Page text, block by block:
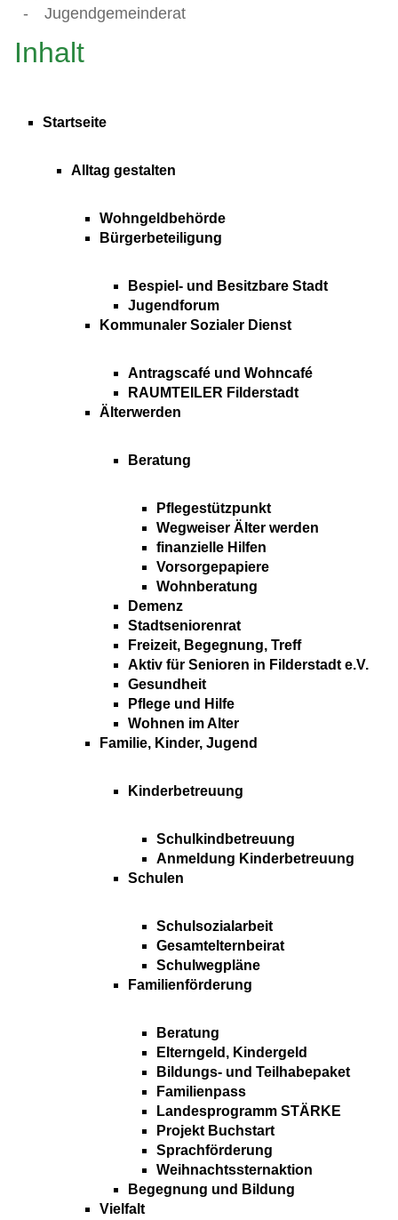
-
Jugendgemeinderat
Inhalt
Startseite
Alltag gestalten
Wohngeldbehörde
Bürgerbeteiligung
Bespiel- und Besitzbare Stadt
Jugendforum
Kommunaler Sozialer Dienst
Antragscafé und Wohncafé
RAUMTEILER Filderstadt
Älterwerden
Beratung
Pflegestützpunkt
Wegweiser Älter werden
finanzielle Hilfen
Vorsorgepapiere
Wohnberatung
Demenz
Stadtseniorenrat
Freizeit, Begegnung, Treff
Aktiv für Senioren in Filderstadt e.V.
Gesundheit
Pflege und Hilfe
Wohnen im Alter
Familie, Kinder, Jugend
Kinderbetreuung
Schulkindbetreuung
Anmeldung Kinderbetreuung
Schulen
Schulsozialarbeit
Gesamtelternbeirat
Schulwegpläne
Familienförderung
Beratung
Elterngeld, Kindergeld
Bildungs- und Teilhabepaket
Familienpass
Landesprogramm STÄRKE
Projekt Buchstart
Sprachförderung
Weihnachtssternaktion
Begegnung und Bildung
Vielfalt